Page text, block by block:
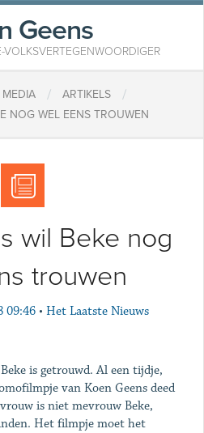
Geens
/ ARTIKELS /
NOG WEL EENS TROUWEN
wil Beke nog
trouwen
09:46 • Het Laatste Nieuws
is getrouwd. Al een tijdje,
van Koen Geens deed
is niet mevrouw Beke,
Het filmpje moet het